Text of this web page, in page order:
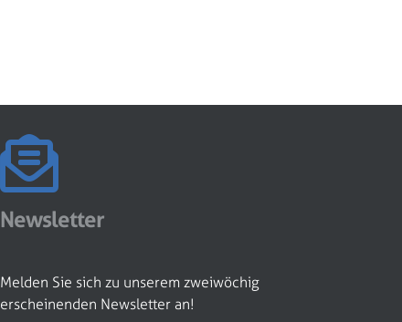
Newsletter
Melden Sie sich zu unserem zweiwöchig
erscheinenden Newsletter an!